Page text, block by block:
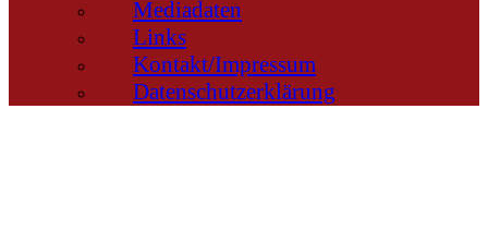
Mediadaten
Links
Kontakt/Impressum
Datenschutzerklärung